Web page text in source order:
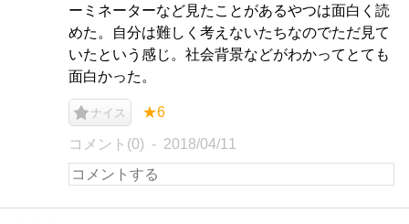
ーミネーターなど見たことがあるやつは面白く読
めた。自分は難しく考えないたちなのでただ見て
いたという感じ。社会背景などがわかってとても
面白かった。
ナイス ★6
コメント(0) 2018/04/11